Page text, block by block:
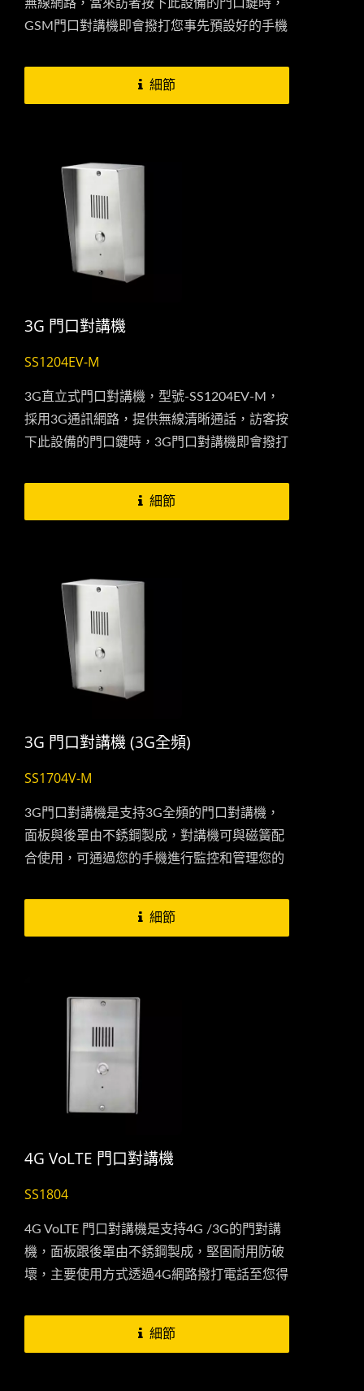
無線網路，當來訪者按下此設備的門口鍵時，
GSM門口對講機即會撥打您事先預設好的手機
您就可以與來訪者進行對話。透過手機除了可
以接聽門口的訪客,也可以結合電鎖,使得門口
關，老人機也可以一鍵撥號開門，免戴鑰匙。
細節
3G 門口對講機
SS1204EV-M
3G直立式門口對講機，型號-SS1204EV-M，
採用3G通訊網路，提供無線清晰通話，訪客按
下此設備的門口鍵時，3G門口對講機即會撥打
隨時接聽甚至國外也可與您的訪客對話，門口
對講機結合電鎖後，可提供更便利的服務，在
細節
3G 門口對講機 (3G全頻)
SS1704V-M
3G門口對講機是支持3G全頻的門口對講機，
面板與後罩由不銹鋼製成，對講機可與磁簧配
合使用，可通過您的手機進行監控和管理您的
講機會立即發送SMS(簡訊)到您的手機，讓您
即時掌握家中訊息。...
細節
4G VoLTE 門口對講機
SS1804
4G VoLTE 門口對講機是支持4G /3G的門對講
機，面板跟後罩由不銹鋼製成，堅固耐用防破
壞，主要使用方式透過4G網路撥打電話至您得
細節